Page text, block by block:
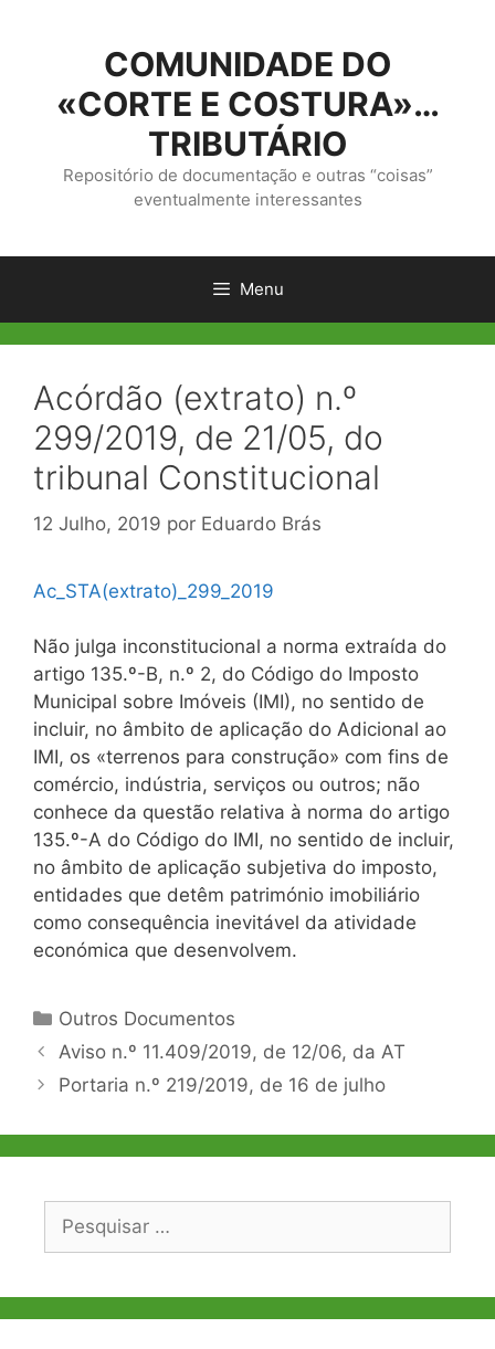
conteúdo
COMUNIDADE DO
«CORTE E COSTURA»…
TRIBUTÁRIO
Repositório de documentação e outras “coisas”
eventualmente interessantes
Menu
Acórdão (extrato) n.º
299/2019, de 21/05, do
tribunal Constitucional
12 Julho, 2019 por Eduardo Brás
Ac_STA(extrato)_299_2019
Não julga inconstitucional a norma extraída do
artigo 135.º-B, n.º 2, do Código do Imposto
Municipal sobre Imóveis (IMI), no sentido de
incluir, no âmbito de aplicação do Adicional ao
IMI, os «terrenos para construção» com fins de
comércio, indústria, serviços ou outros; não
conhece da questão relativa à norma do artigo
135.º-A do Código do IMI, no sentido de incluir,
no âmbito de aplicação subjetiva do imposto,
entidades que detêm património imobiliário
como consequência inevitável da atividade
económica que desenvolvem.
Categorias
Outros Documentos
Navegação
de
Aviso n.º 11.409/2019, de 12/06, da AT
Portaria n.º 219/2019, de 16 de julho
Pesquisar